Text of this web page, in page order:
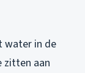
water in de
zitten aan